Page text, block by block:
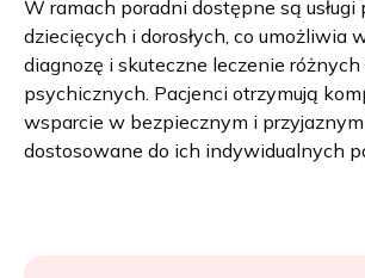
W ramach poradni dostępne są
dziecięcych i dorosłych, co umożliwia
diagnozę i skuteczne leczenie różnych
psychicznych. Pacjenci otrzymują
wsparcie w bezpiecznym i
dostosowane do ich indywidualnych